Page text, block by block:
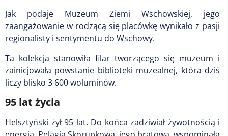
Jak podaje Muzeum Ziemi Wschowskiej, jego
zaangażowanie w rodzącą się placówkę wynikało z pasji
regionalisty i sentymentu do Wschowy.
Ta kolekcja stanowiła filar tworzącego się muzeum i
zainicjowała powstanie biblioteki muzealnej, która dziś
liczy blisko 3 600 woluminów.
95 lat życia
Helsztyński żył 95 lat. Do końca zadziwiał żywotnością i